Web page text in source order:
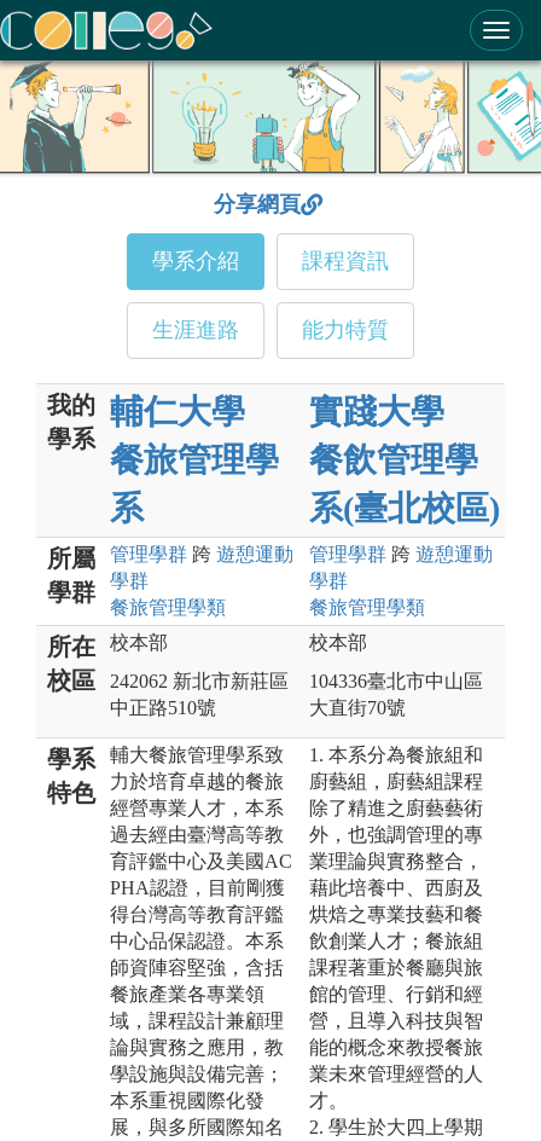
ColleGo! 大學選才與高中育才輔助系統
分享網頁
學系介紹 課程資訊
生涯進路 能力特質
我的
學系
輔仁大學
餐旅管理學
系
實踐大學
餐飲管理學
系(臺北校區)
所屬
學群
管理學群 跨 遊憩運動
學群
餐旅管理學類
管理學群 跨 遊憩運動
學群
餐旅管理學類
所在
校區
校本部
242062 新北市新莊區
中正路510號
校本部
104336臺北市中山區
大直街70號
學系
特色
輔大餐旅管理學系致
力於培育卓越的餐旅
經營專業人才，本系
過去經由臺灣高等教
育評鑑中心及美國AC
PHA認證，目前剛獲
得台灣高等教育評鑑
中心品保認證。本系
師資陣容堅強，含括
餐旅產業各專業領
域，課程設計兼顧理
論與實務之應用，教
學設施與設備完善；
本系重視國際化發
展，與多所國際知名
1. 本系分為餐旅組和
廚藝組，廚藝組課程
除了精進之廚藝藝術
外，也強調管理的專
業理論與實務整合，
藉此培養中、西廚及
烘焙之專業技藝和餐
飲創業人才；餐旅組
課程著重於餐廳與旅
館的管理、行銷和經
營，且導入科技與智
能的概念來教授餐旅
業未來管理經營的人
才。
2. 學生於大四上學期